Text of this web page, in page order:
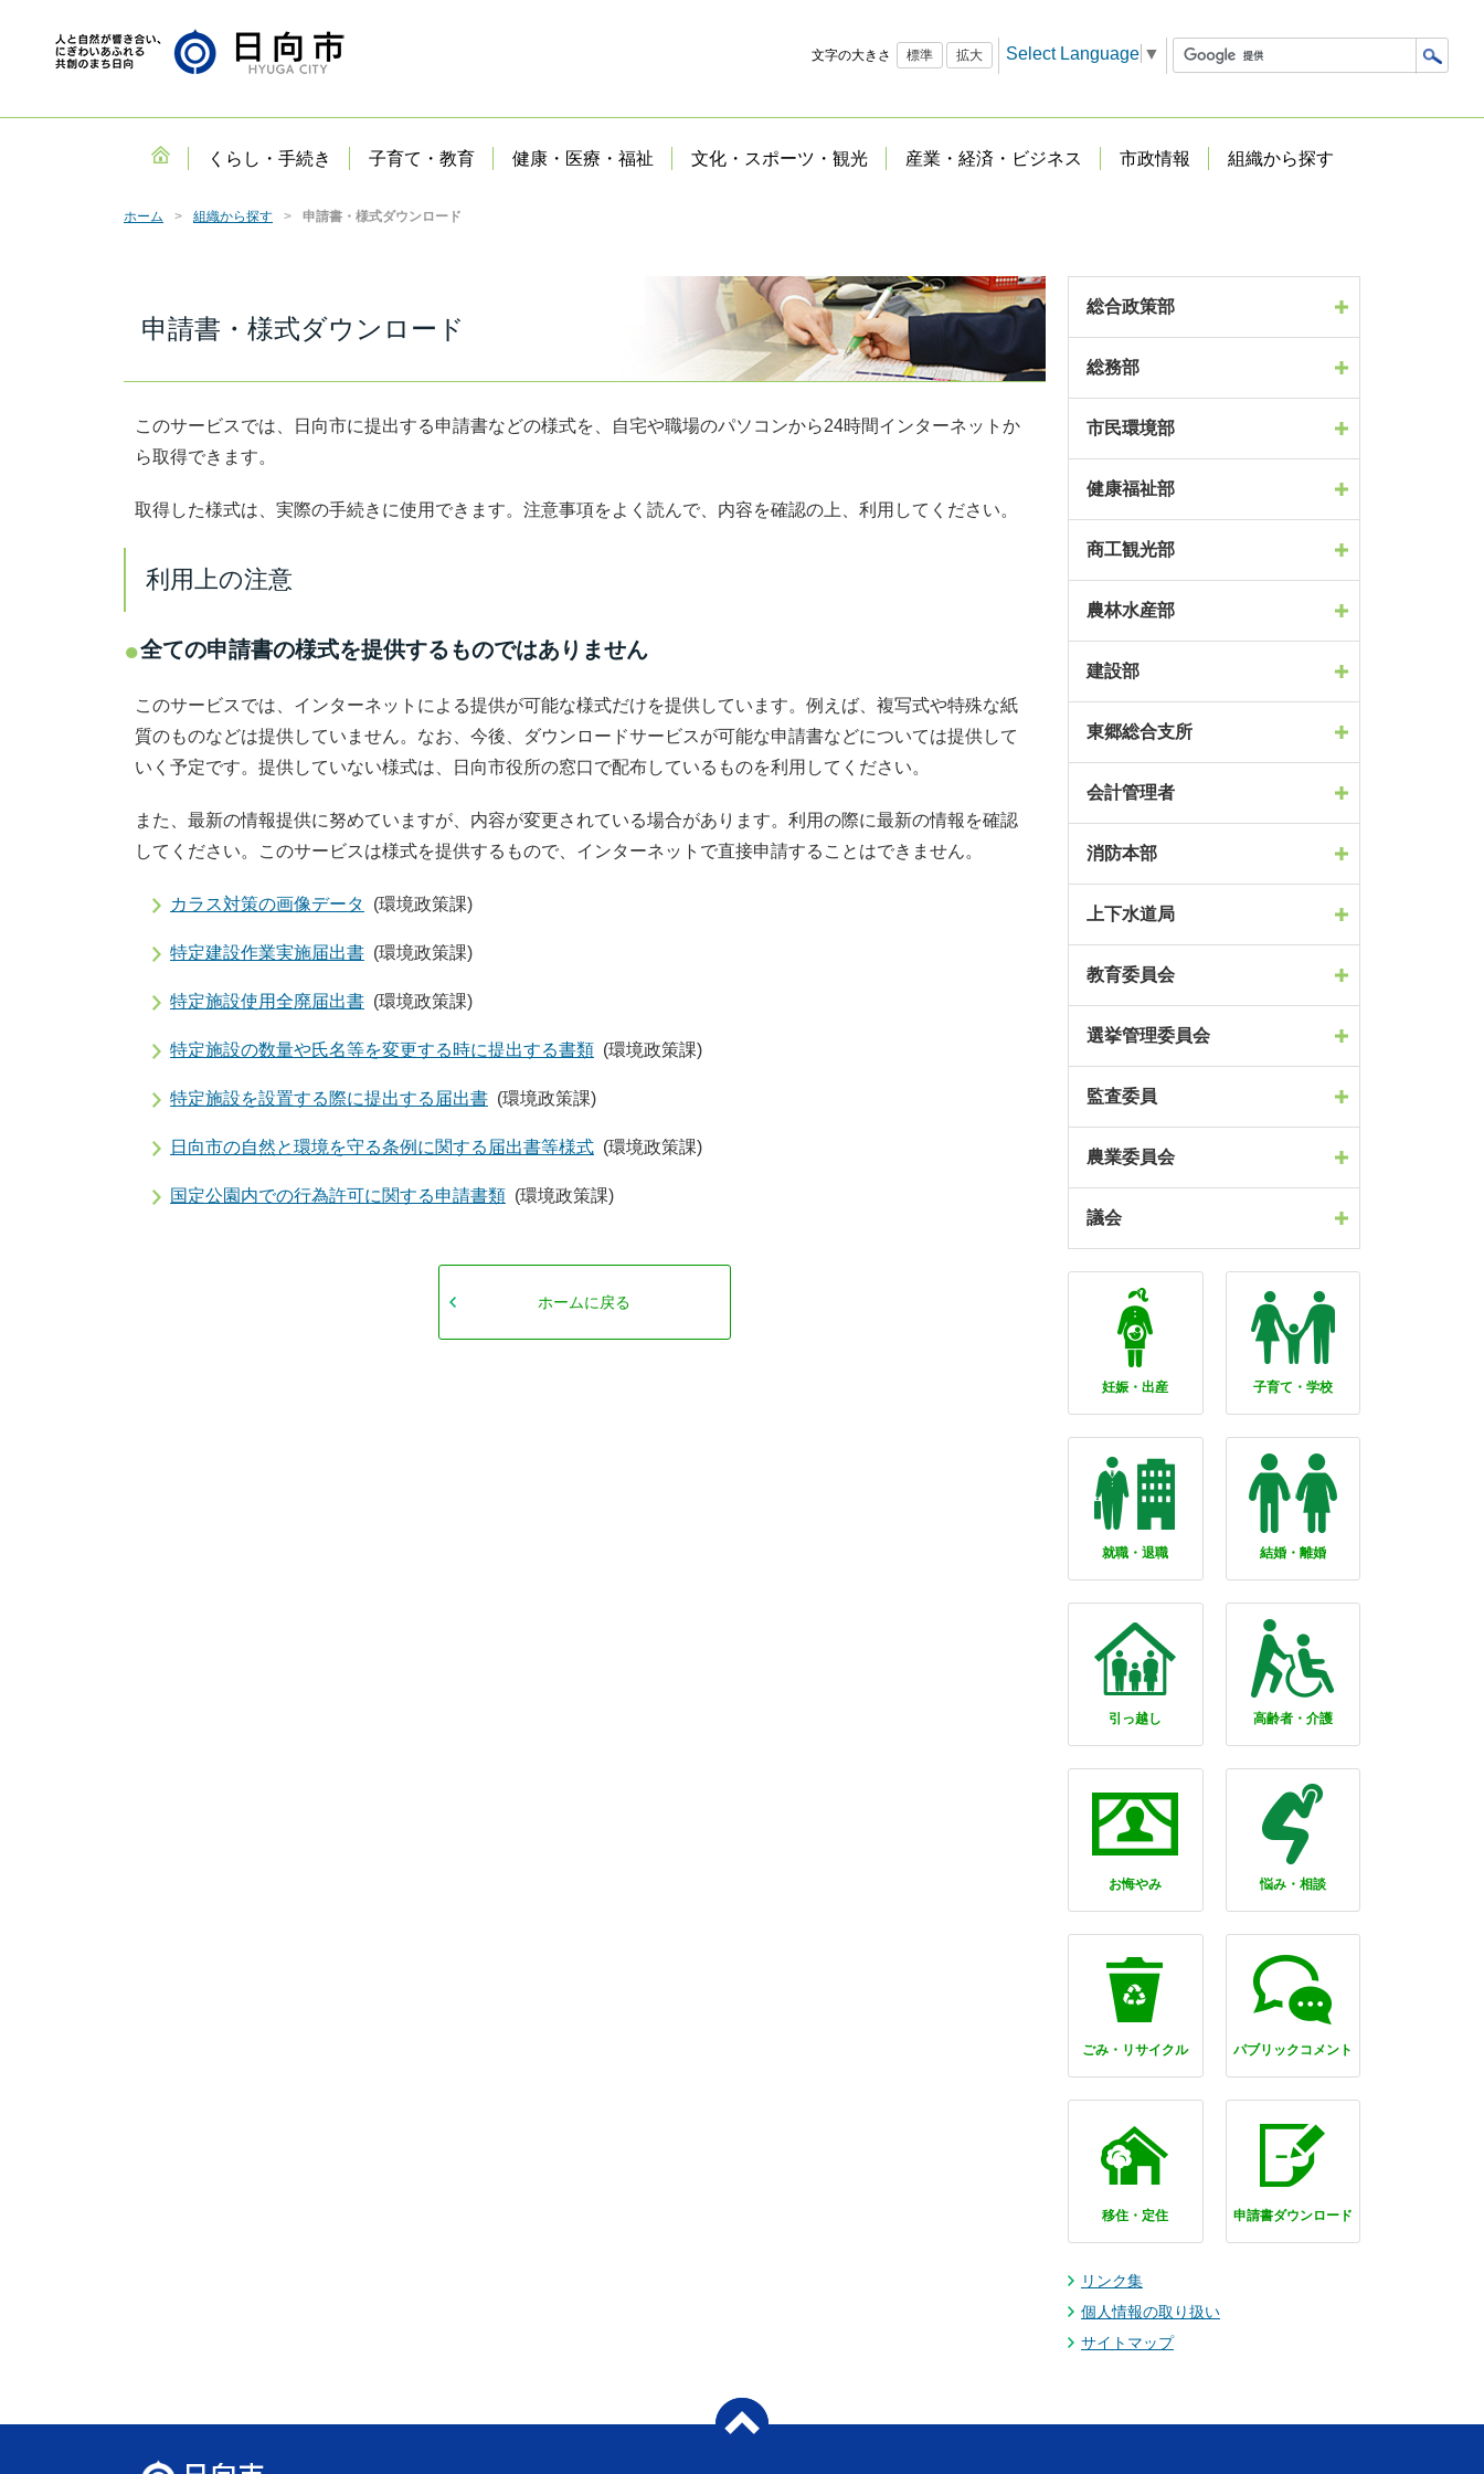
文字の大きさ 標準 拡大 Select Language ▼
くらし・手続き 子育て・教育 健康・医療・福祉 文化・スポーツ・観光 産業・経済・ビジネス 市政情報 組織から探す
ホーム 組織から探す 申請書・様式ダウンロード
申請書・様式ダウンロード
このサービスでは、日向市に提出する申請書などの様式を、自宅や職場のパソコンから24時間インターネットか
ら取得できます。
取得した様式は、実際の手続きに使用できます。注意事項をよく読んで、内容を確認の上、利用してください。
利用上の注意
全ての申請書の様式を提供するものではありません
このサービスでは、インターネットによる提供が可能な様式だけを提供しています。例えば、複写式や特殊な紙
質のものなどは提供していません。なお、今後、ダウンロードサービスが可能な申請書などについては提供して
いく予定です。提供していない様式は、日向市役所の窓口で配布しているものを利用してください。
また、最新の情報提供に努めていますが、内容が変更されている場合があります。利用の際に最新の情報を確認
してください。このサービスは様式を提供するもので、インターネットで直接申請することはできません。
カラス対策の画像データ (環境政策課)
特定建設作業実施届出書 (環境政策課)
特定施設使用全廃届出書 (環境政策課)
特定施設の数量や氏名等を変更する時に提出する書類 (環境政策課)
特定施設を設置する際に提出する届出書 (環境政策課)
日向市の自然と環境を守る条例に関する届出書等様式 (環境政策課)
国定公園内での行為許可に関する申請書類 (環境政策課)
ホームに戻る
総合政策部
総務部
市民環境部
健康福祉部
商工観光部
農林水産部
建設部
東郷総合支所
会計管理者
消防本部
上下水道局
教育委員会
選挙管理委員会
監査委員
農業委員会
議会
妊娠・出産 子育て・学校
就職・退職 結婚・離婚
引っ越し 高齢者・介護
お悔やみ 悩み・相談
ごみ・リサイクル パブリックコメント
移住・定住 申請書ダウンロード
リンク集
個人情報の取り扱い
サイトマップ